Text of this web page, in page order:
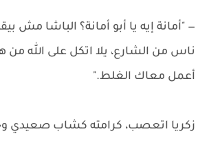
— "أمانة إيه يا أبو أمانة؟ الباشا مش
ناس من الشارع، يلا اتكل على الله من
أعمل معاك الغلط."
زكريا اتعصب، كرامته كشاب صعيدي